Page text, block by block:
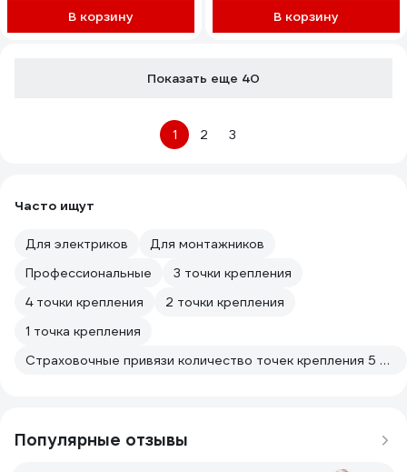
В корзину
кованой фурнитурой, Фаст
В корзину
Показать еще 40
1 2 3
Часто ищут
Для электриков
Для монтажников
Профессиональные
3 точки крепления
4 точки крепления
2 точки крепления
1 точка крепления
Страховочные привязи количество точек крепления 5 VENTO
Популярные отзывы